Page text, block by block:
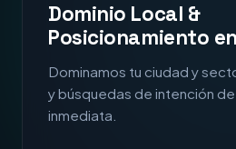
Dominio Local &
Posicionamiento
Dominamos tu ciudad y
y búsquedas de intención
inmediata.